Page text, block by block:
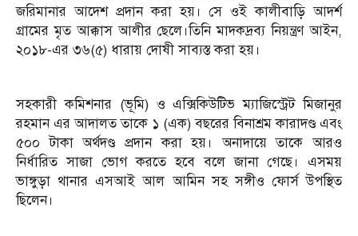
জরিমানার আদেশ প্রদান করা হয়। সে ওই কালীবাড়ি আদর্শ
গ্রামের মৃত আক্কাস আলীর ছেলে।তিনি মাদকদ্রব্য নিয়ন্ত্রণ আইন,
২০১৮-এর ৩৬(৫) ধারায় দোষী সাব্যস্ত করা হয়।
সহকারী কমিশনার (ভূমি) ও এক্সিকিউটিভ ম্যাজিস্ট্রেট মিজানুর
রহমান এর আদালত তাকে ১ (এক) বছরের বিনাশ্রম কারাদণ্ড এবং
৫০০ টাকা অর্থদণ্ড প্রদান করা হয়। অনাদায়ে তাকে আরও
নির্ধারিত সাজা ভোগ করতে হবে বলে জানা গেছে। এসময়
ভাঙ্গুড়া থানার এসআই আল আমিন সহ সঙ্গীও ফোর্স উপস্থিত
ছিলেন।